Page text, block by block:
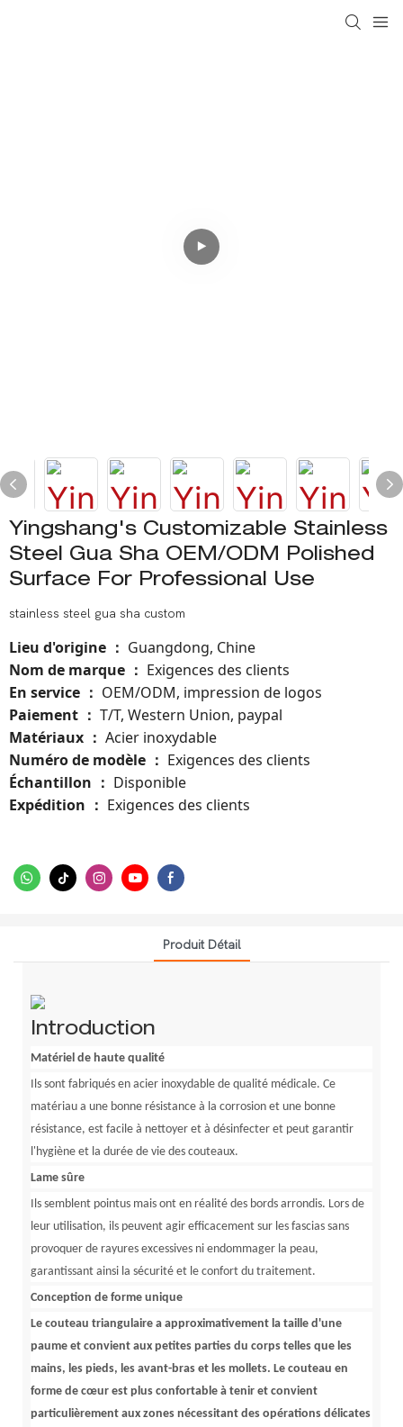
Yingshang's Customizable Stainless
Steel Gua Sha OEM/ODM Polished
Surface For Professional Use
stainless steel gua sha custom
Lieu d'origine ： Guangdong, Chine
Nom de marque
： Exigences des clients
En service
： OEM/ODM, impression de logos
Paiement
： T/T, Western Union, paypal
Matériaux
： Acier inoxydable
Numéro de modèle ： Exigences des clients
Échantillon
： Disponible
Expédition
： Exigences des clients
Produit Détail
Introduction
Matériel de haute qualité
Ils sont fabriqués en acier inoxydable de qualité médicale. Ce
matériau a une bonne résistance à la corrosion et une bonne
résistance, est facile à nettoyer et à désinfecter et peut garantir
l'hygiène et la durée de vie des couteaux.
Lame sûre
Ils semblent pointus mais ont en réalité des bords arrondis. Lors de
leur utilisation, ils peuvent agir efficacement sur les fascias sans
provoquer de rayures excessives ni endommager la peau,
garantissant ainsi la sécurité et le confort du traitement.
Conception de forme unique
Le couteau triangulaire a approximativement la taille d'une
paume et convient aux petites parties du corps telles que les
mains, les pieds, les avant-bras et les mollets. Le couteau en
forme de cœur est plus confortable à tenir et convient
particulièrement aux zones nécessitant des opérations délicates